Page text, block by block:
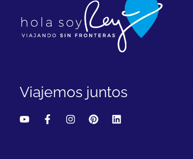
Viajemos juntos